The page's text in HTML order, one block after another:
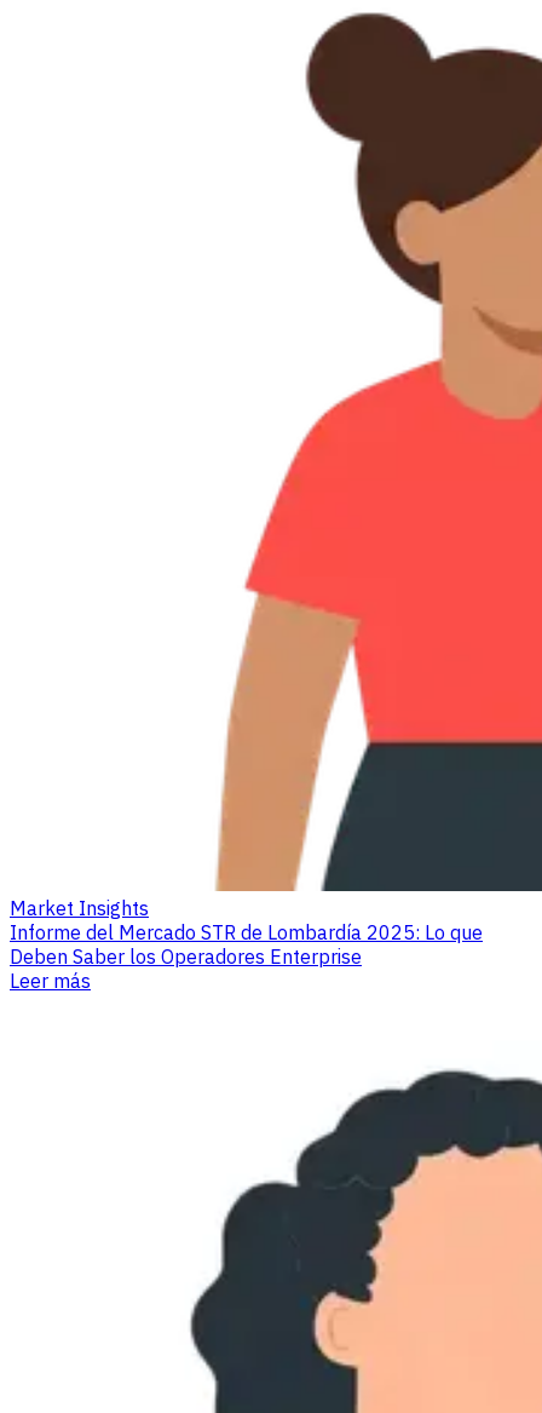
Market Insights
Informe del Mercado STR de Lombardía 2025: Lo que
Deben Saber los Operadores Enterprise
Leer más